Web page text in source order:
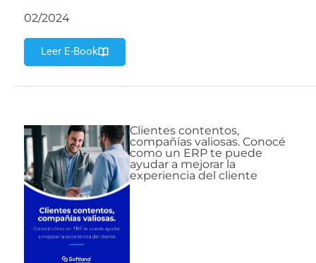
02/2024
Leer E-Book
Clientes contentos,
compañías valiosas. Conocé
como un ERP te puede
ayudar a mejorar la
experiencia del cliente